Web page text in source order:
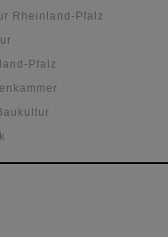
Rheinland-Pfalz
Pfalz